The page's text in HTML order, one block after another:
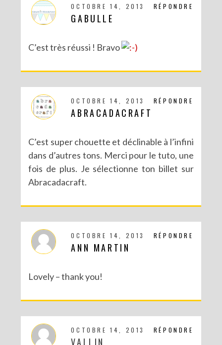
RECETTES ET CRÉATIONS POUR DES FÊTES RÉUSSIES – CONCOURS
DIY : MA VALISETTE CITRON
RÉPONDRE
OCTOBRE 14, 2013
GABULLE
C’est très réussi ! Bravo
RÉPONDRE
OCTOBRE 14, 2013
ABRACADACRAFT
C’est super chouette et déclinable à l’infini
dans d’autres tons. Merci pour le tuto, une
fois de plus. Je sélectionne ton billet sur
Abracadacraft.
RÉPONDRE
OCTOBRE 14, 2013
ANN MARTIN
Lovely – thank you!
RÉPONDRE
OCTOBRE 14, 2013
VALLIN